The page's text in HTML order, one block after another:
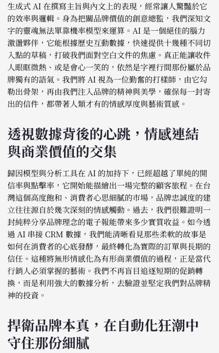
生成式 AI 在撰寫主旨與內文上的表現，經常讓人驚豔於它
的效率與邏輯。身為把關品牌價值的創意總監，我們深知文
字的靈魂無法單靠機率模型來運算。AI 是一個絕佳的腦力
激盪夥伴，它能根據歷史互動數據，快速提供十幾種不同切
入點的草稿，打破我們面對空白文件的焦慮。真正能讓收件
人眼眶微熱、或是會心一笑的，依然是字裡行間那份屬於品
牌獨有的語氣。我們將 AI 視為一位勤奮的打樣師，由它勾
勒出骨架，再由我們注入品牌的精神與美學，確保每一封寄
出的信件，都帶著人類才有的情感厚度與藝術質感。
透視數據背後的心跳，情感連結
與商業價值的交集
歸因模型與分析工具在 AI 的加持下，已經超越了單純的開
信率與點擊率，它開始能描繪出一場完整的顧客旅程。在台
灣這個高度飽和、消費者心思細膩的市場，品牌忠誠度的建
立往往源自於幾次深刻的情感觸動。過去，我們很難證明一
封純粹分享品牌理念的電子報能帶來多少實質收益。如今透
過 AI 串接 CRM 數據，我們能清晰看見那些柔軟的故事是
如何在消費者的心底發酵，最終轉化為實際的訂單與長期的
信任。這種將無形情感化為有形商業價值的過程，正是當代
行銷人必須掌握的藝術。我們不再盲目追逐短期的促銷轉
換，而是利用強大的數據分析，去驗證並堅定我們對品牌精
神的投資。
捍衛品牌本真，在自動化狂潮中
守住那份細膩